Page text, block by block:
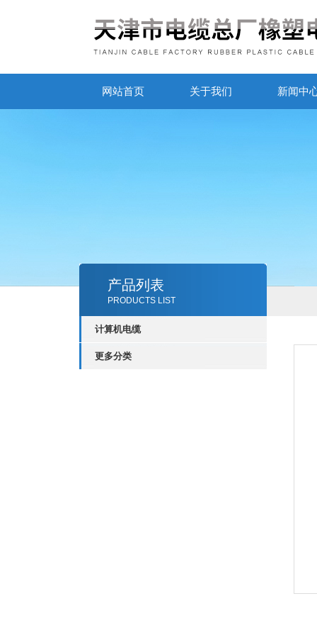
网站首页 关于我们 新闻中
产品列表
PRODUCTS LIST
计算机电缆
更多分类